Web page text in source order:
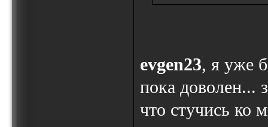
evgen23, я уже
пока доволен...
что стучись ко